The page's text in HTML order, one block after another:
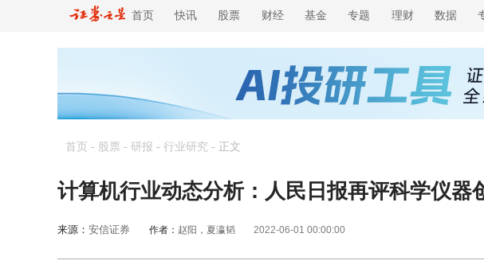
首页 快讯 股票 财经 基金 专题 理财 数据
首页 - 股票 - 研报 - 行业研究 - 正文
计算机行业动态分析：人民日报再评科学仪器
来源： 安信证券 作者： 赵阳，夏瀛韬 2022-06-01 00:00:00